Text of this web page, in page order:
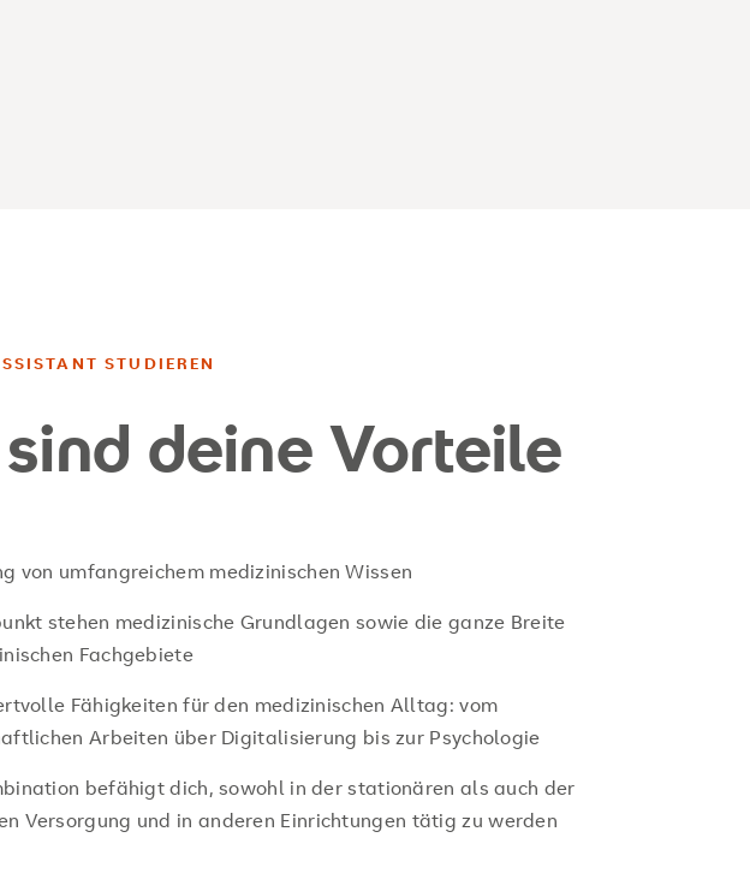
STUDIEREN
deine Vorteile
von umfangreichem medizinischen Wissen
stehen medizinische Grundlagen sowie die ganze Breite
Fachgebiete
Fähigkeiten für den medizinischen Alltag: vom
Arbeiten über Digitalisierung bis zur Psychologie
befähigt dich, sowohl in der stationären als auch der
Versorgung und in anderen Einrichtungen tätig zu werden